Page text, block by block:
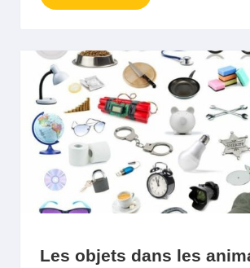
Les objets dans les